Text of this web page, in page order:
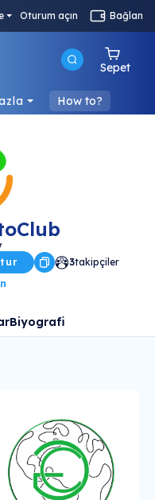
Oturum açın Bağlan
Sepet
How to?
3takipçiler
Biyografi